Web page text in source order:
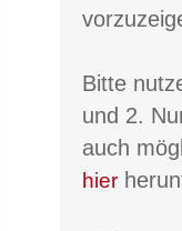
Bitte
und 2.
auch
hier